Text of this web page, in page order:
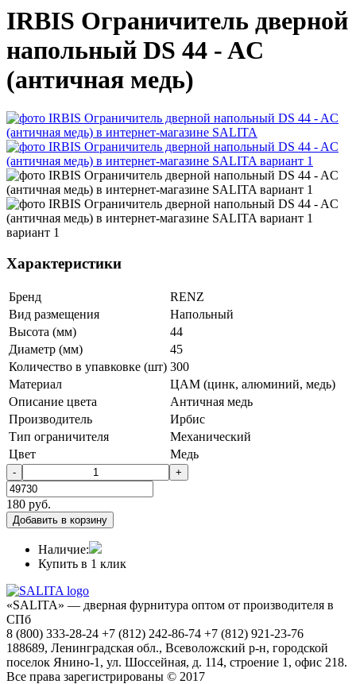
IRBIS Ограничитель дверной
напольный DS 44 - AC
(античная медь)
Характеристики
Бренд
RENZ
Вид размещения
Напольный
Высота (мм)
44
Диаметр (мм)
45
Количество в упавковке (шт) 300
Материал
ЦАМ (цинк, алюминий, медь)
Описание цвета
Античная медь
Производитель
Ирбис
Тип ограничителя
Механический
Цвет
Медь
- +
180 руб.
Добавить в корзину
Наличие:
Купить в 1 клик
«SALITA» — дверная фурнитура оптом от производителя в
СПб
8 (800) 333-28-24 +7 (812) 242-86-74 +7 (812) 921-23-76
188689, Ленинградская обл., Всеволожский р-н, городской
поселок Янино-1, ул. Шоссейная, д. 114, строение 1, офис 218.
Все права зарегистрированы © 2017